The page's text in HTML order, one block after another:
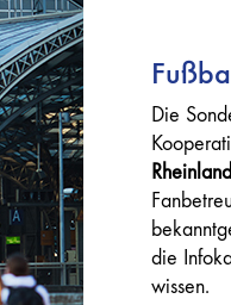
Die
Rheinland
die
wissen.